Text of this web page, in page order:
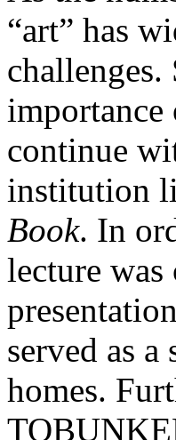
“art” has
importance
continue
institution
Book. In
lecture
served as
homes.